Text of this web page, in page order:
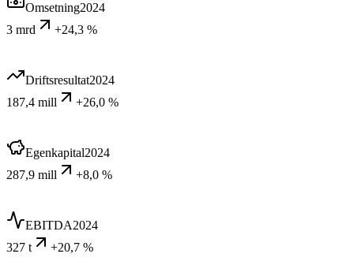
Omsetning2024
3 mrd
+24,3 %
Driftsresultat2024
187,4 mill
+26,0 %
Egenkapital2024
287,9 mill
+8,0 %
EBITDA2024
327 t
+20,7 %